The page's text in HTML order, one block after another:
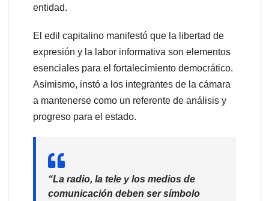
entidad.
El edil capitalino manifestó que la libertad de
expresión y la labor informativa son elementos
esenciales para el fortalecimiento democrático.
Asimismo, instó a los integrantes de la cámara
a mantenerse como un referente de análisis y
progreso para el estado.
“La radio, la tele y los medios de
comunicación deben ser símbolo